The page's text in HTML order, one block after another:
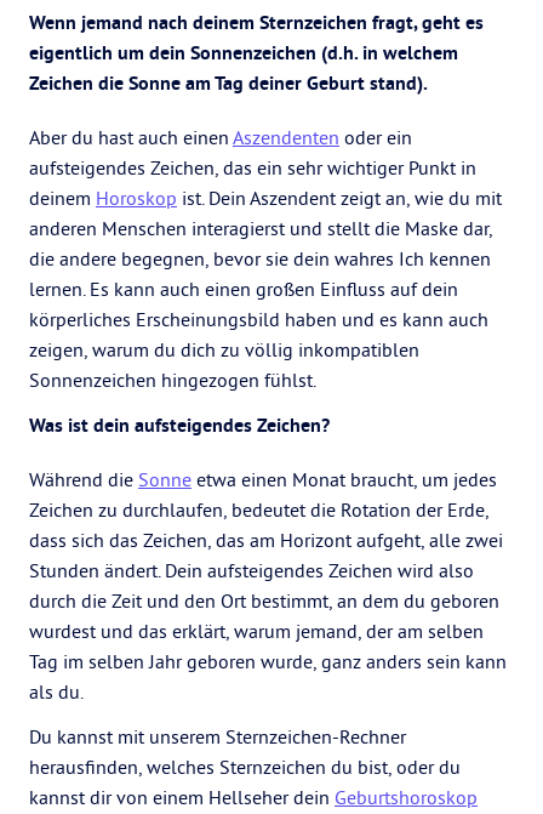
Wenn jemand nach deinem Sternzeichen fragt, geht es
eigentlich um dein Sonnenzeichen (d.h. in welchem
Zeichen die Sonne am Tag deiner Geburt stand).
Aber du hast auch einen Aszendenten oder ein
aufsteigendes Zeichen, das ein sehr wichtiger Punkt in
deinem Horoskop ist. Dein Aszendent zeigt an, wie du mit
anderen Menschen interagierst und stellt die Maske dar,
die andere begegnen, bevor sie dein wahres Ich kennen
lernen. Es kann auch einen großen Einfluss auf dein
körperliches Erscheinungsbild haben und es kann auch
zeigen, warum du dich zu völlig inkompatiblen
Sonnenzeichen hingezogen fühlst.
Was ist dein aufsteigendes Zeichen?
Während die Sonne etwa einen Monat braucht, um jedes
Zeichen zu durchlaufen, bedeutet die Rotation der Erde,
dass sich das Zeichen, das am Horizont aufgeht, alle zwei
Stunden ändert. Dein aufsteigendes Zeichen wird also
durch die Zeit und den Ort bestimmt, an dem du geboren
wurdest und das erklärt, warum jemand, der am selben
Tag im selben Jahr geboren wurde, ganz anders sein kann
als du.
Du kannst mit unserem Sternzeichen-Rechner
herausfinden, welches Sternzeichen du bist, oder du
kannst dir von einem Hellseher dein Geburtshoroskop